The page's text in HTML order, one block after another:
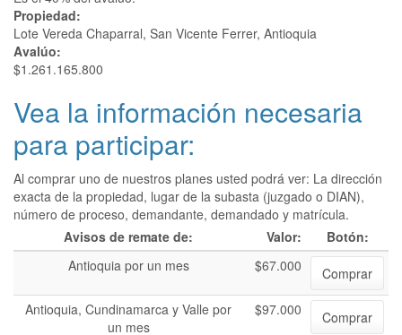
Propiedad:
Lote Vereda Chaparral, San Vicente Ferrer, Antioquia
Avalúo:
$1.261.165.800
Vea la información necesaria
para participar:
Al comprar uno de nuestros planes usted podrá ver: La dirección
exacta de la propiedad, lugar de la subasta (juzgado o DIAN),
número de proceso, demandante, demandado y matrícula.
Avisos de remate de:
Valor:
Botón:
Antioquia por un mes
$67.000
Comprar
Antioquia, Cundinamarca y Valle por
un mes
$97.000 Comprar